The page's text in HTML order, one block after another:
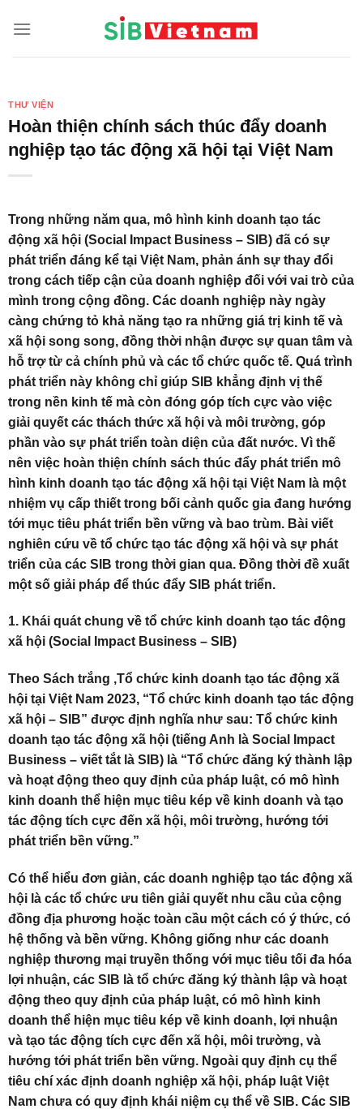
THƯ VIỆN
Hoàn thiện chính sách thúc đẩy doanh
nghiệp tạo tác động xã hội tại Việt Nam
Trong những năm qua, mô hình kinh doanh tạo tác
động xã hội (Social Impact Business – SIB) đã có sự
phát triển đáng kể tại Việt Nam, phản ánh sự thay đổi
trong cách tiếp cận của doanh nghiệp đối với vai trò của
mình trong cộng đồng. Các doanh nghiệp này ngày
càng chứng tỏ khả năng tạo ra những giá trị kinh tế và
xã hội song song, đồng thời nhận được sự quan tâm và
hỗ trợ từ cả chính phủ và các tổ chức quốc tế. Quá trình
phát triển này không chỉ giúp SIB khẳng định vị thế
trong nền kinh tế mà còn đóng góp tích cực vào việc
giải quyết các thách thức xã hội và môi trường, góp
phần vào sự phát triển toàn diện của đất nước. Vì thế
nên việc hoàn thiện chính sách thúc đẩy phát triển mô
hình kinh doanh tạo tác động xã hội tại Việt Nam là một
nhiệm vụ cấp thiết trong bối cảnh quốc gia đang hướng
tới mục tiêu phát triển bền vững và bao trùm. Bài viết
nghiên cứu về tổ chức tạo tác động xã hội và sự phát
triển của các SIB trong thời gian qua. Đồng thời đề xuất
một số giải pháp để thúc đẩy SIB phát triển.
1. Khái quát chung về tổ chức kinh doanh tạo tác động
xã hội (Social Impact Business – SIB)
Theo Sách trắng ,Tổ chức kinh doanh tạo tác động xã
hội tại Việt Nam 2023, “Tổ chức kinh doanh tạo tác động
xã hội – SIB” được định nghĩa như sau: Tổ chức kinh
doanh tạo tác động xã hội (tiếng Anh là Social Impact
Business – viết tắt là SIB) là “Tổ chức đăng ký thành lập
và hoạt động theo quy định của pháp luật, có mô hình
kinh doanh thể hiện mục tiêu kép về kinh doanh và tạo
tác động tích cực đến xã hội, môi trường, hướng tới
phát triển bền vững.”
Có thể hiểu đơn giản, các doanh nghiệp tạo tác động xã
hội là các tổ chức ưu tiên giải quyết nhu cầu của cộng
đồng địa phương hoặc toàn cầu một cách có ý thức, có
hệ thống và bền vững. Không giống như các doanh
nghiệp thương mại truyền thống với mục tiêu tối đa hóa
lợi nhuận, các SIB là tổ chức đăng ký thành lập và hoạt
động theo quy định của pháp luật, có mô hình kinh
doanh thể hiện mục tiêu kép về kinh doanh, lợi nhuận
và tạo tác động tích cực đến xã hội, môi trường, và
hướng tới phát triển bền vững. Ngoài quy định cụ thể
tiêu chí xác định doanh nghiệp xã hội, pháp luật Việt
Nam chưa có quy định khái niệm cụ thể về SIB. Các SIB